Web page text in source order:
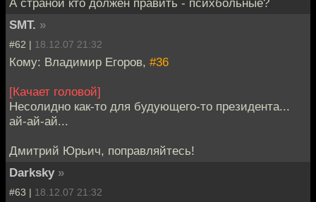
А страной кто должен править - психбольные?
SMT. »
#62 | 18.12.07 21:32
Кому: Владимир Егоров, #36
[Качает головой]
Несолидно как-то для будующего-то президента...
ай-ай-ай...
Дмитрий Юрьич, поправляйтесь!
Darksky »
#63 | 18.12.07 21:32